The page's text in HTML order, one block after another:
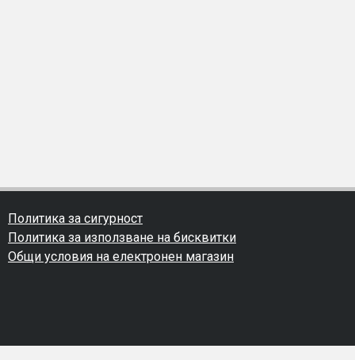
Политика за сигурност
Политика за използване на бисквитки
Общи условия на електронен магазин